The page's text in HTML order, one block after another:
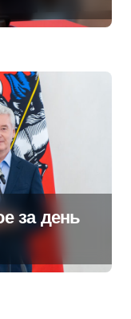
за день